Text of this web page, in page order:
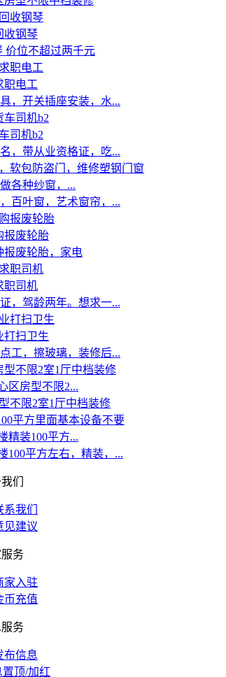
收钢琴
价位不超过两千元
职电工
，开关插座安装，水...
司机b2
，带从业资格证，吃...
各种纱窗，...
百叶窗，艺术窗帘，...
报废轮胎
报废轮胎，家电
职司机
，驾龄两年。想求一...
打扫卫生
工，擦玻璃，装修后...
区房型不限2...
不限2室1厅中档装修
精装100平方...
100平方左右，精装，...
们
系我们
见建议
务
家入驻
币充值
务
布信息
置顶/加红